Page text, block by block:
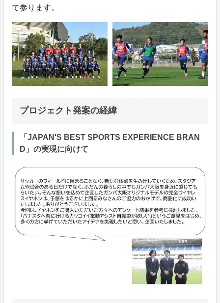
て参ります。
プロジェクト発案の経緯
「JAPAN'S BEST SPORTS EXPERIENCE BRAN
D」の実現に向けて